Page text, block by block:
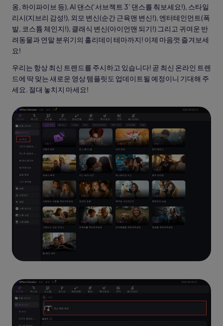
옹, 하이파이브 등), AI 댄스(‘서브젝트 3’ 댄스를 춰보세요!), 스타일
리시(지브리 감성!), 외모 변신(순간 근육맨 변신!), 엔터테인먼트(폭
발, 코스튬 체인지!), 클래식 변신(아이언맨 되기!) 그리고 귀여운 반
려동물과 연말 분위기의 홀리데이 테마까지! 이제 마음껏 즐겨보세
요!
우리는 항상 최신 트렌드를 주시하고 있습니다! 곧 최신 온라인 트렌
드에 딱 맞는 새로운 영상 템플릿도 업데이트될 예정이니 기대해 주
세요. 절대 놓치지 마세요!